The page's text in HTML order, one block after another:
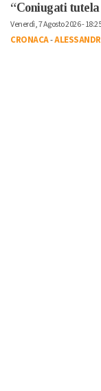
“Coniugati
Venerdì, 7 Agosto 2026 - 18:25
CRONACA-